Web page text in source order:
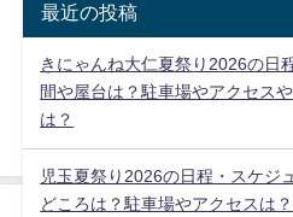
最近の投稿
きにゃんね大仁夏祭り2026の日
間や屋台は？駐車場やアクセス
は？
児玉夏祭り2026の日程・スケジ
どころは？駐車場やアクセスは？